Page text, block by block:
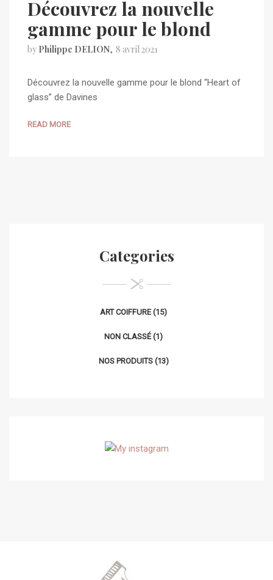
Découvrez la nouvelle
gamme pour le blond
by Philippe DELION 8 avril 2021
Découvrez la nouvelle gamme pour le blond “Heart of
glass” de Davines
READ MORE
Categories
ART COIFFURE(15)
NON CLASSÉ(1)
NOS PRODUITS(13)